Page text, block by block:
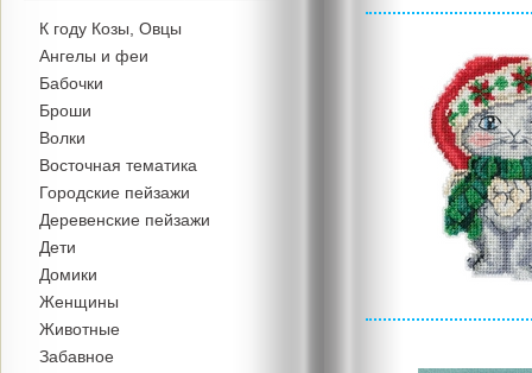
К году Козы, Овцы
Ангелы и феи
Бабочки
Броши
Волки
Восточная тематика
Городские пейзажи
Деревенские пейзажи
Дети
Домики
Женщины
Животные
Забавное